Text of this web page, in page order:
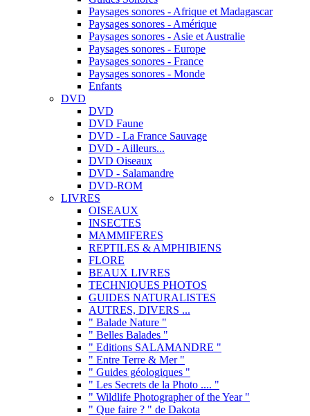
Paysages sonores - Afrique et Madagascar
Paysages sonores - Amérique
Paysages sonores - Asie et Australie
Paysages sonores - Europe
Paysages sonores - France
Paysages sonores - Monde
Enfants
DVD
DVD
DVD Faune
DVD - La France Sauvage
DVD - Ailleurs...
DVD Oiseaux
DVD - Salamandre
DVD-ROM
LIVRES
OISEAUX
INSECTES
MAMMIFERES
REPTILES & AMPHIBIENS
FLORE
BEAUX LIVRES
TECHNIQUES PHOTOS
GUIDES NATURALISTES
AUTRES, DIVERS ...
" Balade Nature "
" Belles Balades "
" Editions SALAMANDRE "
" Entre Terre & Mer "
" Guides géologiques "
" Les Secrets de la Photo .... "
" Wildlife Photographer of the Year "
" Que faire ? " de Dakota